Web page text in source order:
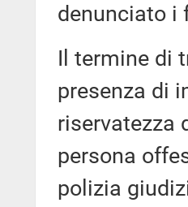
denunciato i
Il termine di
presenza di
riservatezza
persona
polizia